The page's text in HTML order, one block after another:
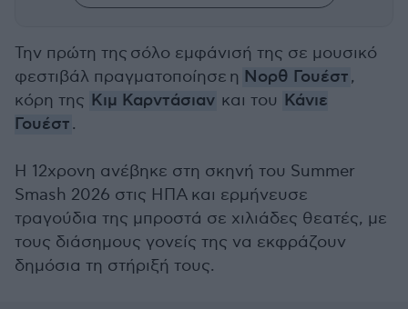
Την πρώτη της σόλο εμφάνισή της σε μουσικό
φεστιβάλ πραγματοποίησε η Νορθ Γουέστ,
κόρη της Κιμ Καρντάσιαν και του Κάνιε
Γουέστ.
Η 12χρονη ανέβηκε στη σκηνή του Summer
Smash 2026 στις ΗΠΑ και ερμήνευσε
τραγούδια της μπροστά σε χιλιάδες θεατές, με
τους διάσημους γονείς της να εκφράζουν
δημόσια τη στήριξή τους.